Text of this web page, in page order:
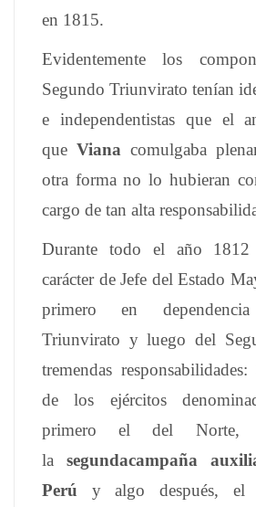
en 1815.
Evidentemente los
Segundo Triunvirato tenían
e independentistas que el
que Viana comulgaba
otra forma no lo hubieran
cargo de tan alta
Durante todo el año
carácter de Jefe del Estado
primero en
Triunvirato y luego del
tremendas
de los ejércitos
primero el del Norte,
la segundacampaña
Perú y algo después,